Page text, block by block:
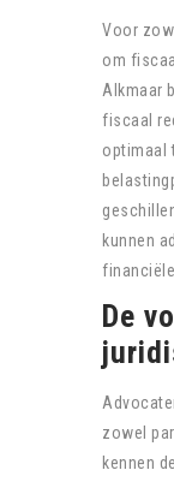
Voor
om
Alkmaar
fiscaal
optimaal
kunnen
De
zowel
kennen